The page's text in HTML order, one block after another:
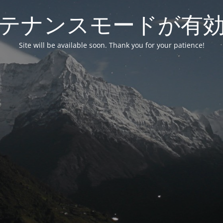
ナンスモードが有
Site will be available soon. Thank you for your patience!